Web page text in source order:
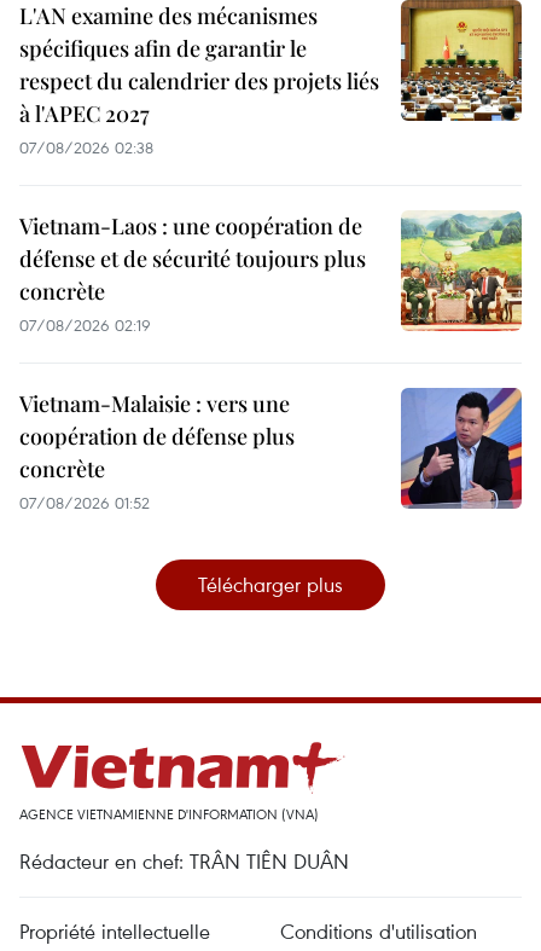
L'AN examine des mécanismes
spécifiques afin de garantir le
respect du calendrier des projets liés
à l'APEC 2027
07/08/2026 02:38
Vietnam-Laos : une coopération de
défense et de sécurité toujours plus
concrète
07/08/2026 02:19
Vietnam-Malaisie : vers une
coopération de défense plus
concrète
07/08/2026 01:52
Télécharger plus
AGENCE VIETNAMIENNE D'INFORMATION (VNA)
Rédacteur en chef: TRÂN TIÊN DUÂN
Propriété intellectuelle Conditions d'utilisation